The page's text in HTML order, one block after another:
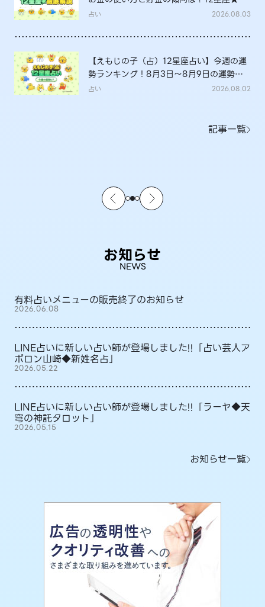
底解説
占い 2026.08.03
【えもじの子（占）12星座占い】今週の運
勢ランキング！8月3日～8月9日の運勢
は？
占い 2026.08.02
記事一覧
お知らせ
NEWS
有料占いメニューの販売終了のお知らせ
2026.06.08
LINE占いに新しい占い師が登場しました!!「占い芸人ア
ポロン山崎◆新姓名占」
2026.05.22
LINE占いに新しい占い師が登場しました!!「ラーヤ◆天
穹の神託タロット」
2026.05.15
お知らせ一覧